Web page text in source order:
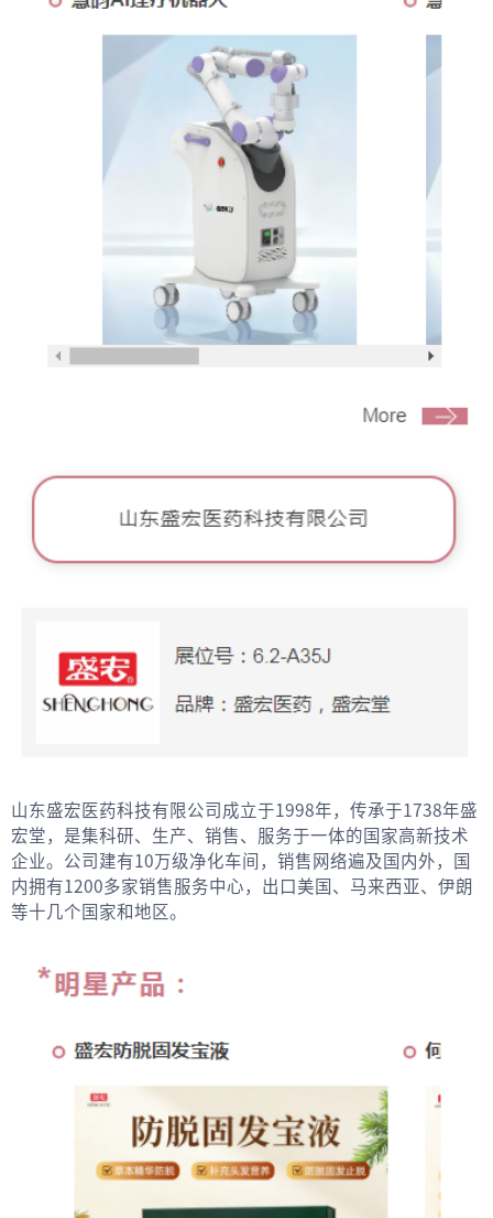
山东盛宏医药科技有限公司成立于1998年，传承于1738年盛
宏堂，是集科研、生产、销售、服务于一体的国家高新技术
企业。公司建有10万级净化车间，销售网络遍及国内外，国
内拥有1200多家销售服务中心，出口美国、马来西亚、伊朗
等十几个国家和地区。